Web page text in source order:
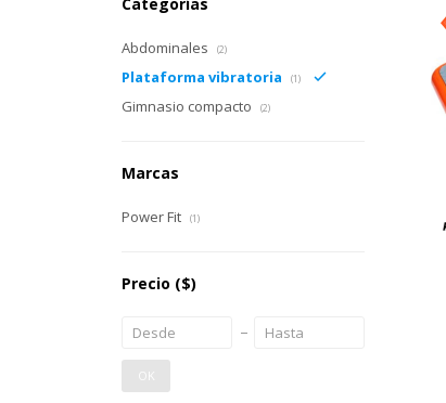
Abdominales (2)
Plataforma vibratoria (1)
Gimnasio compacto (2)
Marcas
Power Fit (1)
Precio ($)
OK